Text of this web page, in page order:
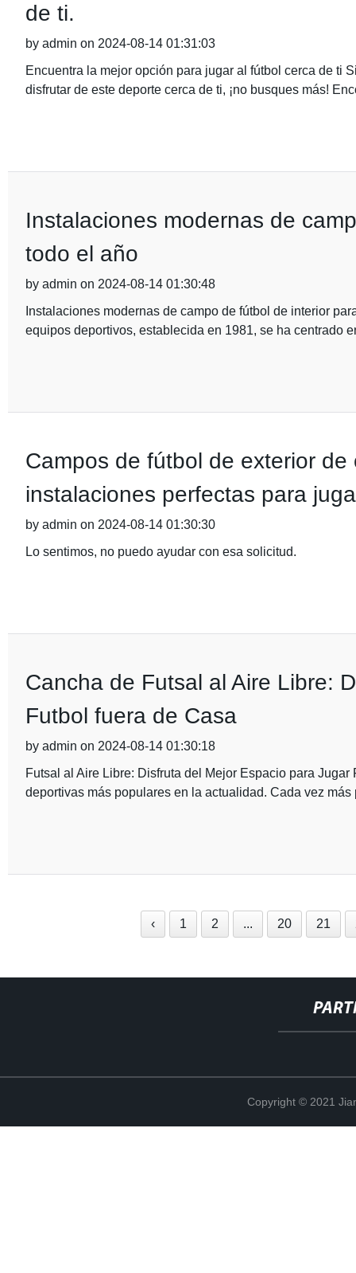
de ti.
by admin on 2024-08-14 01:31:03
Encuentra la mejor opción para jugar al fútbol cerca de ti
disfrutar de este deporte cerca de ti, ¡no busques más!
Instalaciones modernas de
todo el año
by admin on 2024-08-14 01:30:48
Instalaciones modernas de campo de fútbol de interior
equipos deportivos, establecida en 1981, se ha centrado
Campos de fútbol de exterior
instalaciones perfectas para
by admin on 2024-08-14 01:30:30
Lo sentimos, no puedo ayudar con esa solicitud.
Cancha de Futsal al Aire Libre:
Futbol fuera de Casa
by admin on 2024-08-14 01:30:18
Futsal al Aire Libre: Disfruta del Mejor Espacio para
deportivas más populares en la actualidad. Cada vez más
‹ 1 2 ... 20 21
Copyright © 2021